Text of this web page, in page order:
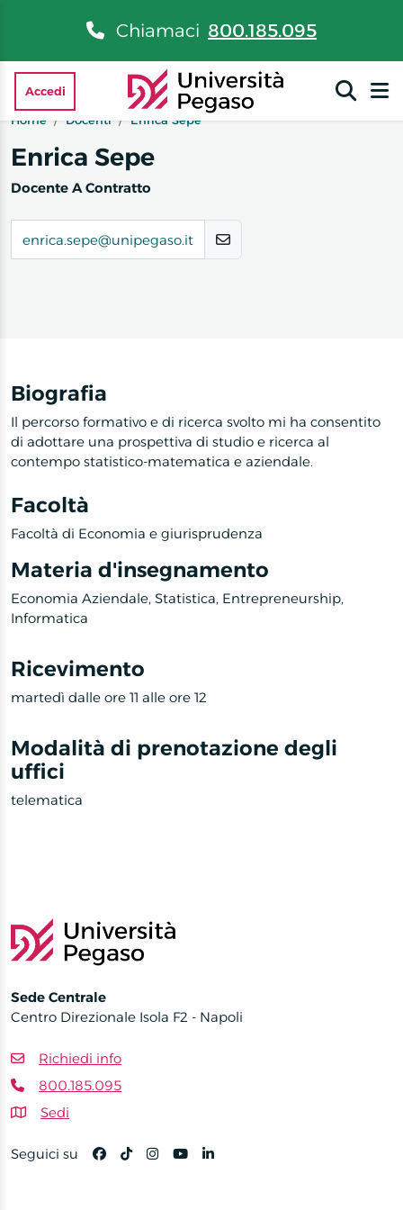
Chiamaci 800.185.095
Accedi
Home
Docenti Enrica Sepe
Enrica Sepe
Docente A Contratto
enrica.sepe@unipegaso.it
Biografia
Il percorso formativo e di ricerca svolto mi ha consentito
di adottare una prospettiva di studio e ricerca al
contempo statistico-matematica e aziendale.
Facoltà
Facoltà di Economia e giurisprudenza
Materia d'insegnamento
Economia Aziendale, Statistica, Entrepreneurship,
Informatica
Ricevimento
martedì dalle ore 11 alle ore 12
Modalità di prenotazione degli
uffici
telematica
Sede Centrale
Centro Direzionale Isola F2 - Napoli
Richiedi info
800.185.095
Sedi
Seguici su